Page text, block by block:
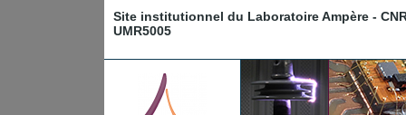
Site institutionnel du Laboratoire Ampère -
UMR5005